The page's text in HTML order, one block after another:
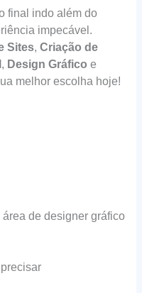
final indo além do
impecável.
Sites, Criação de
, Design Gráfico e
melhor escolha hoje!
de designer gráfico